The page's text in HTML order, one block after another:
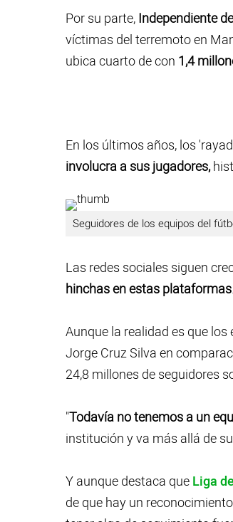
Por su parte,Independiente
víctimas del terremoto en
ubica cuarto de con 1,4
En los últimos años, los
involucra a sus jugadores,
Seguidores de los equipos del
Las redes sociales siguen
hinchas en estas plataformas
Aunque la realidad es que
Jorge Cruz Silva en
24,8 millones de seguidores
"Todavía no tenemos a un
institución y va más allá de
Y aunque destaca queLiga
de que hay un